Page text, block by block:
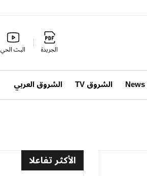
الجريدة البث الحي
الشروق TV الشروق العربي
الأكثر تفاعلا